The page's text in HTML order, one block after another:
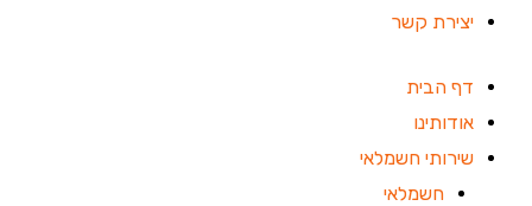
יצירת קשר
דף הבית
אודותינו
שירותי חשמלאי
חשמלאי